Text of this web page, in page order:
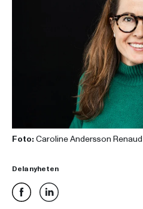
Foto: Caroline Andersson Renaud
Dela nyheten